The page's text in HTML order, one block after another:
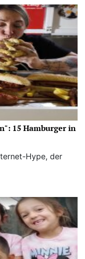
15 Hamburger in
Hype, der